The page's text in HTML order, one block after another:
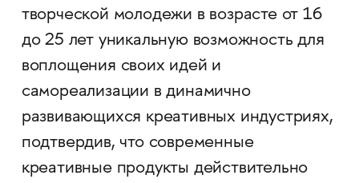
творческой молодежи в возрасте от 16
до 25 лет уникальную возможность для
воплощения своих идей и
самореализации в динамично
развивающихся креативных индустриях,
подтвердив, что современные
креативные продукты действительно